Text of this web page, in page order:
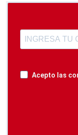
Acepto las